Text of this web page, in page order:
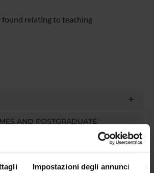
Impostazioni degli annunci
found relating to teaching
AND POSTGRADUATE